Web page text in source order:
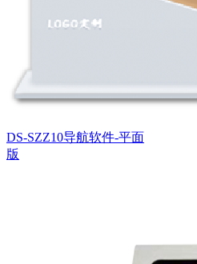
DS-SZZ10导航软件-平面
版